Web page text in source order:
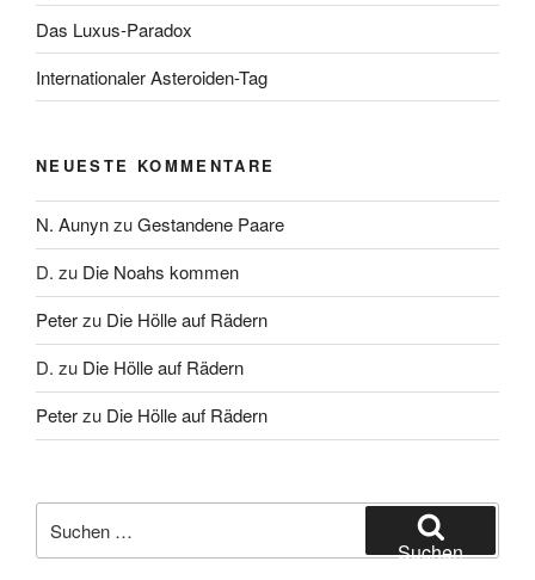
Das Luxus-Paradox
Internationaler Asteroiden-Tag
NEUESTE KOMMENTARE
N. AunynzuGestandene Paare
D. zu Die Noahs kommen
Peterzu Die Hölle auf Rädern
D. zu Die Hölle auf Rädern
Peterzu Die Hölle auf Rädern
nach:
Suchen